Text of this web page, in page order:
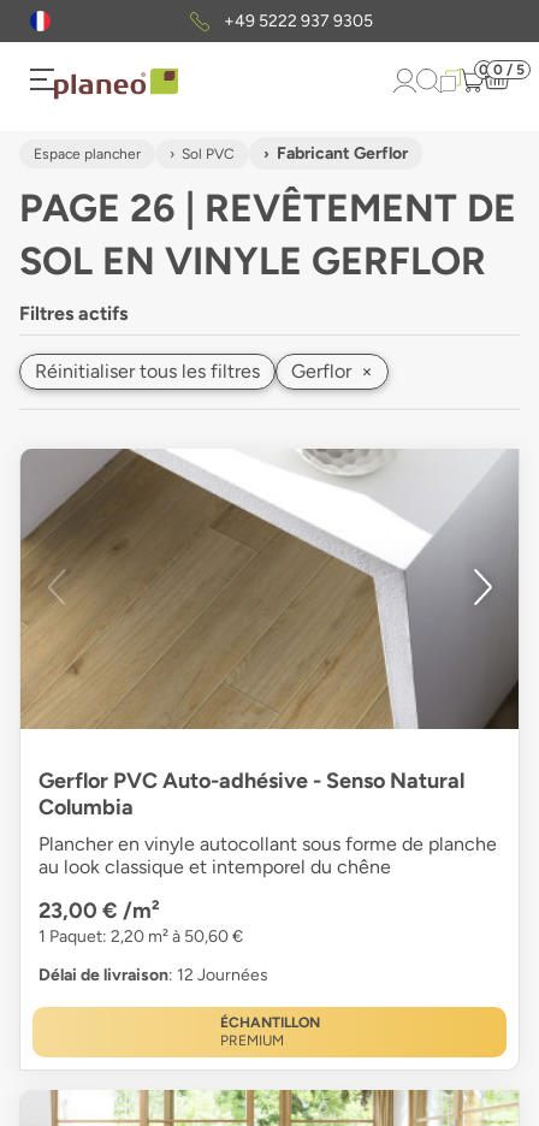
+49 5222 937 9305
0 0 / 5
Espace plancher Sol PVC Fabricant Gerflor
PAGE 26 | REVÊTEMENT DE
SOL EN VINYLE GERFLOR
Filtres actifs
Réinitialiser tous les filtres Gerflor ×
Gerflor PVC Auto-adhésive - Senso Natural
Columbia
Plancher en vinyle autocollant sous forme de planche
au look classique et intemporel du chêne
23,00 € /m²
1 Paquet: 2,20 m² à 50,60 €
Délai de livraison: 12 Journées
ÉCHANTILLON
PREMIUM